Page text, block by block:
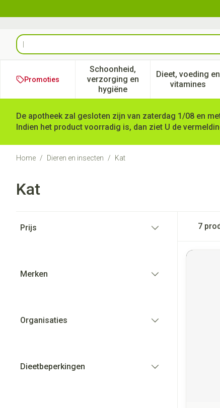
Product, merk, categorie...
Promoties
Schoonheid,
verzorging en
hygiëne
Toon submenu voor
Dieet, voeding en
vitamines
Toon
De apotheek zal gesloten zijn van zaterdag 1/08 en
Indien het product voorradig is, dan ziet U de
Home / Dieren en insecten / Kat
Kat
Prijs
Merken
Organisaties
Dieetbeperkingen
7